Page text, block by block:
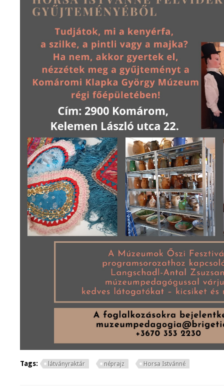
Tags: látványraktár néprajz Horsa Istvánné